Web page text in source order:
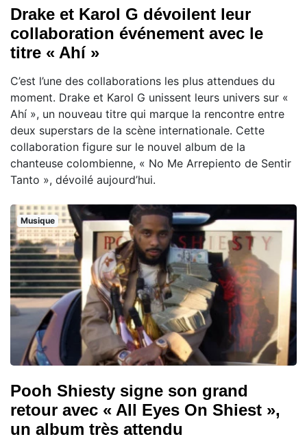
Drake et Karol G dévoilent leur
collaboration événement avec le
titre « Ahí »
C’est l’une des collaborations les plus attendues du
moment. Drake et Karol G unissent leurs univers sur «
Ahí », un nouveau titre qui marque la rencontre entre
deux superstars de la scène internationale. Cette
collaboration figure sur le nouvel album de la
chanteuse colombienne, « No Me Arrepiento de Sentir
Tanto », dévoilé aujourd’hui.
Musique
Pooh Shiesty signe son grand
retour avec « All Eyes On Shiest »,
un album très attendu